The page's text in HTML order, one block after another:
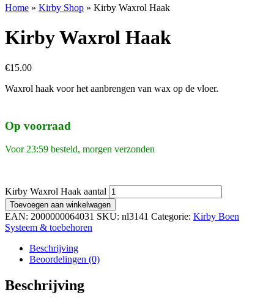
Home » Kirby Shop » Kirby Waxrol Haak
Kirby Waxrol Haak
€15.00
Waxrol haak voor het aanbrengen van wax op de vloer.
Op voorraad
Voor 23:59 besteld, morgen verzonden
Kirby Waxrol Haak aantal
Toevoegen aan winkelwagen
EAN: 2000000064031 SKU: nl3141 Categorie: Kirby Boen
Systeem & toebehoren
Beschrijving
Beoordelingen (0)
Beschrijving